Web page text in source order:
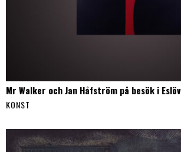
Mr Walker och Jan Håfström på besök i Eslöv
KONST